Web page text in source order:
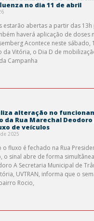
no dia 11 de abril
estarão abertas a partir das 13h
haverá aplicação de doses
Acontece neste sábado,
da Vitória, o Dia D de
Campanha
alteração no
da Rua Marechal Deodoro
de veículos
2025
fluxo é fechado na Rua
o sinal abre de forma
A Secretaria Municipal de
UVTRAN, informa que o
Rocio,